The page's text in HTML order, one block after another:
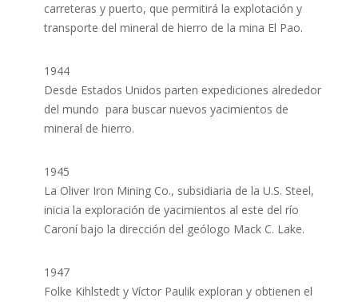
carreteras y puerto, que permitirá la explotación y
transporte del mineral de hierro de la mina El Pao.
1944
Desde Estados Unidos parten expediciones alrededor
del mundo para buscar nuevos yacimientos de
mineral de hierro.
1945
La Oliver Iron Mining Co., subsidiaria de la U.S. Steel,
inicia la exploración de yacimientos al este del río
Caroní bajo la dirección del geólogo Mack C. Lake.
1947
Folke Kihlstedt y Víctor Paulik exploran y obtienen el